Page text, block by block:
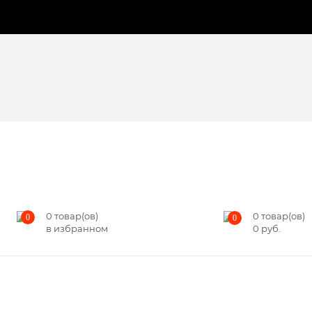
0 0 товар(ов)
в избранном
0 0 товар(ов)
0 руб.